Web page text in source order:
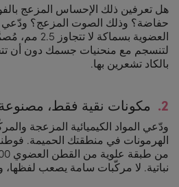
هل تعرفين ذلك الإحساس المزعج
العضوية
لتنسجم مع منحنيات جسمك دون أن
بالكاد تشعرين بها.
2. مكونات نقية فقط،
ودّعي المواد الكيميائية المزعجة
الهرمونات في منطقتك الحميمة.
نباتية. لا مركّبات سامة يصعب لفظها،